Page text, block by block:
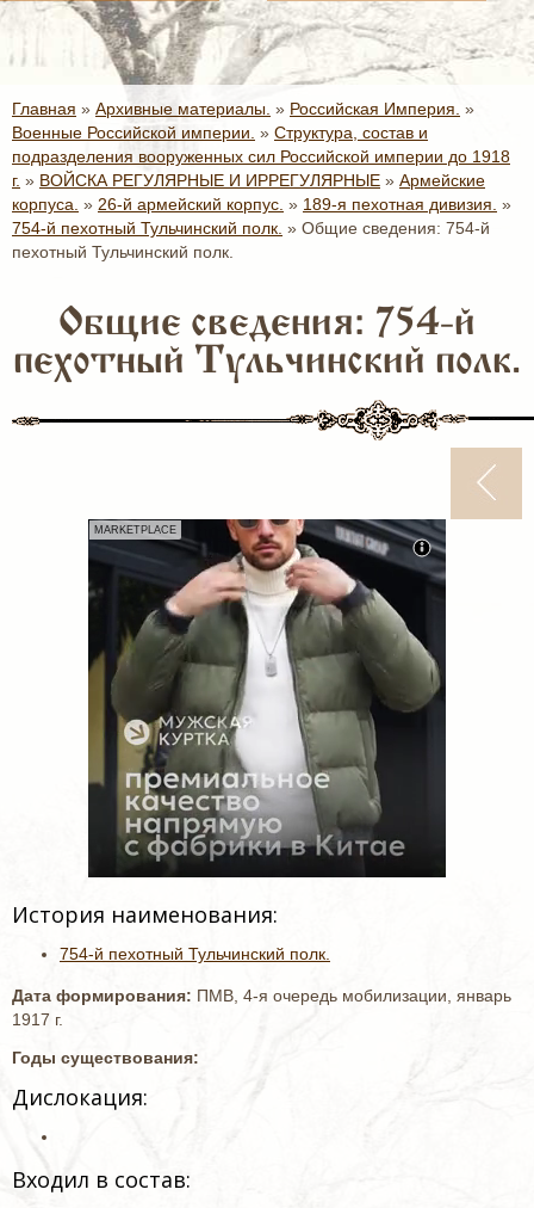
Главная » Архивные материалы. » Российская Империя. »
Военные Российской империи. » Структура, состав и
подразделения вооруженных сил Российской империи до 1918
г. » ВОЙСКА РЕГУЛЯРНЫЕ И ИРРЕГУЛЯРНЫЕ » Армейские
корпуса. » 26-й армейский корпус. » 189-я пехотная дивизия. »
754-й пехотный Тульчинский полк. » Общие сведения: 754-й
пехотный Тульчинский полк.
Общие сведения: 754-й
пехотный Тульчинский полк.
MARKETPLACE
История наименования:
754-й пехотный Тульчинский полк.
Дата формирования: ПМВ, 4-я очередь мобилизации, январь
1917 г.
Годы существования:
Дислокация:
Входил в состав: